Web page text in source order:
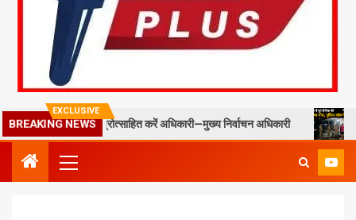
EXCLUSIVE
BREAKING NEWS
स्टाफ को प्रोत्साहित करें अधिकारी—मुख्य निर्वाचन अधिकारी मसूरी में